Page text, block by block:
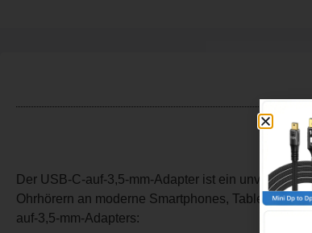
Der USB-C-auf-3,5-mm-Adapter ist ein
Ohrhörern an moderne Smartphones, Tablets und
auf-3,5-mm-Adapters: